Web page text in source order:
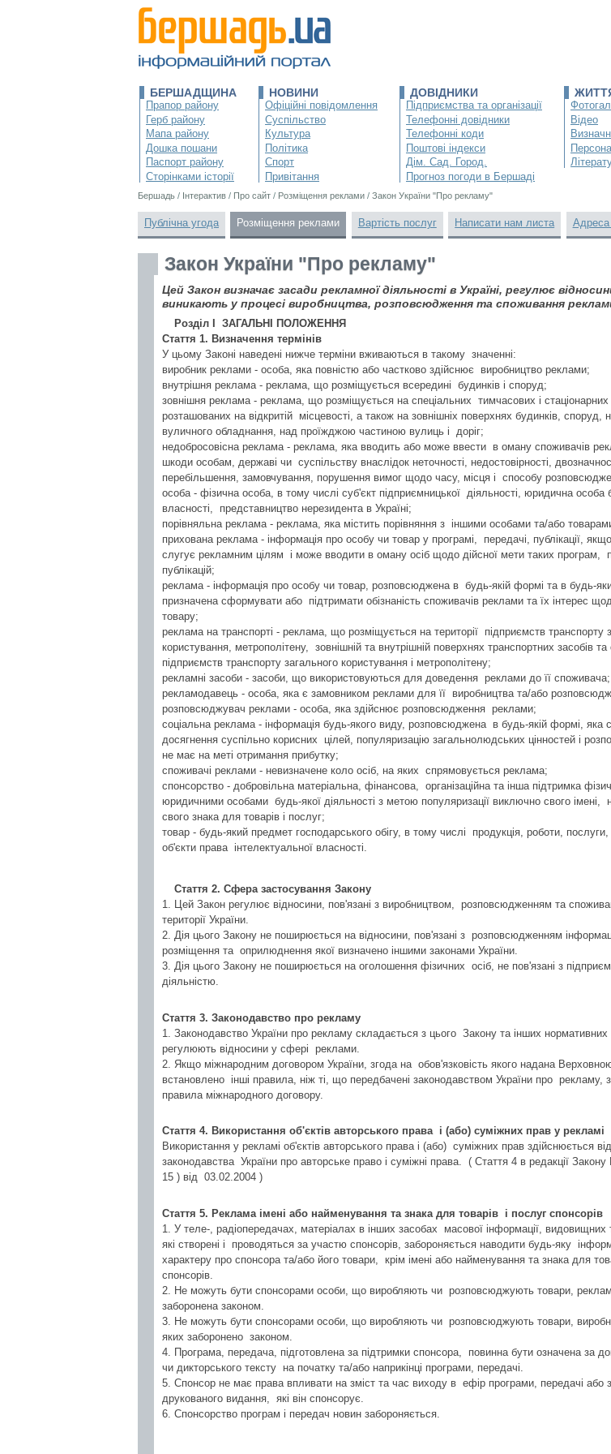
БЕРШАДЩИНА
Прапор району
Герб району
Мапа району
Дошка пошани
Паспорт району
Сторінками історії
НОВИНИ
Офіційні повідомлення
Суспільство
Культура
Політика
Спорт
Привітання
ДОВІДНИКИ
Підприємства та організації
Телефонні довідники
Телефонні коди
Поштові індекси
Дім. Сад. Город.
Прогноз погоди в Бершаді
Відео
Бершадь / Інтерактив / Про сайт / Розміщення реклами / Закон України "Про рекламу"
Публічна угода Розміщення реклами Вартість послуг Написати нам листа Адреса
Закон України "Про рекламу"
Цей Закон визначає засади рекламної діяльності в Україні, регулює
виникають у процесі виробництва, розповсюдження та споживання
Розділ I ЗАГАЛЬНІ ПОЛОЖЕННЯ
Стаття 1. Визначення термінів
У цьому Законі наведені нижче терміни вживаються в такому значенні:
виробник реклами - особа, яка повністю або частково здійснює виробництво реклами;
внутрішня реклама - реклама, що розміщується всередині будинків і споруд;
зовнішня реклама - реклама, що розміщується на спеціальних тимчасових і стаціонарних
розташованих на відкритій місцевості, а також на зовнішніх поверхнях будинків,
вуличного обладнання, над проїжджою частиною вулиць і доріг;
недобросовісна реклама - реклама, яка вводить або може ввести в оману споживачів
шкоди особам, державі чи суспільству внаслідок неточності, недостовірності,
перебільшення, замовчування, порушення вимог щодо часу, місця і способу
особа - фізична особа, в тому числі суб'єкт підприємницької діяльності, юридична
власності, представництво нерезидента в Україні;
порівняльна реклама - реклама, яка містить порівняння з іншими особами та/або
прихована реклама - інформація про особу чи товар у програмі, передачі, публікації,
слугує рекламним цілям і може вводити в оману осіб щодо дійсної мети таких програм,
публікацій;
реклама - інформація про особу чи товар, розповсюджена в будь-якій формі та в будь-
призначена сформувати або підтримати обізнаність споживачів реклами та їх інтерес
товару;
реклама на транспорті - реклама, що розміщується на території підприємств транспорту
користування, метрополітену, зовнішній та внутрішній поверхнях транспортних засобів
підприємств транспорту загального користування і метрополітену;
рекламні засоби - засоби, що використовуються для доведення реклами до її споживача;
рекламодавець - особа, яка є замовником реклами для її виробництва та/або
розповсюджувач реклами - особа, яка здійснює розповсюдження реклами;
соціальна реклама - інформація будь-якого виду, розповсюджена в будь-якій формі, яка
досягнення суспільно корисних цілей, популяризацію загальнолюдських цінностей і
не має на меті отримання прибутку;
споживачі реклами - невизначене коло осіб, на яких спрямовується реклама;
спонсорство - добровільна матеріальна, фінансова, організаційна та інша підтримка
юридичними особами будь-якої діяльності з метою популяризації виключно свого імені,
свого знака для товарів і послуг;
товар - будь-який предмет господарського обігу, в тому числі продукція, роботи, послуги,
об'єкти права інтелектуальної власності.
Стаття 2. Сфера застосування Закону
1. Цей Закон регулює відносини, пов'язані з виробництвом, розповсюдженням та
території України.
2. Дія цього Закону не поширюється на відносини, пов'язані з розповсюдженням
розміщення та оприлюднення якої визначено іншими законами України.
3. Дія цього Закону не поширюється на оголошення фізичних осіб, не пов'язані з
діяльністю.
Стаття 3. Законодавство про рекламу
1. Законодавство України про рекламу складається з цього Закону та інших нормативних
регулюють відносини у сфері реклами.
2. Якщо міжнародним договором України, згода на обов'язковість якого надана
встановлено інші правила, ніж ті, що передбачені законодавством України про рекламу,
правила міжнародного договору.
Стаття 4. Використання об'єктів авторського права і (або) суміжних прав у рекламі
Використання у рекламі об'єктів авторського права і (або) суміжних прав здійснюється
законодавства України про авторське право і суміжні права. ( Стаття 4 в редакції
15 ) від 03.02.2004 )
Стаття 5. Реклама імені або найменування та знака для товарів і послуг спонсорів
1. У теле-, радіопередачах, матеріалах в інших засобах масової інформації, видовищних
які створені і проводяться за участю спонсорів, забороняється наводити будь-яку
характеру про спонсора та/або його товари, крім імені або найменування та знака для
спонсорів.
2. Не можуть бути спонсорами особи, що виробляють чи розповсюджують товари,
заборонена законом.
3. Не можуть бути спонсорами особи, що виробляють чи розповсюджують товари,
яких заборонено законом.
4. Програма, передача, підготовлена за підтримки спонсора, повинна бути означена за
чи дикторського тексту на початку та/або наприкінці програми, передачі.
5. Спонсор не має права впливати на зміст та час виходу в ефір програми, передачі або
друкованого видання, які він спонсорує.
6. Спонсорство програм і передач новин забороняється.